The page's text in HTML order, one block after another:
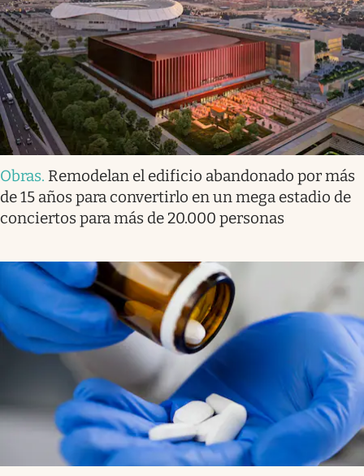
Obras. Remodelan el edificio abandonado por más
de 15 años para convertirlo en un mega estadio de
conciertos para más de 20.000 personas